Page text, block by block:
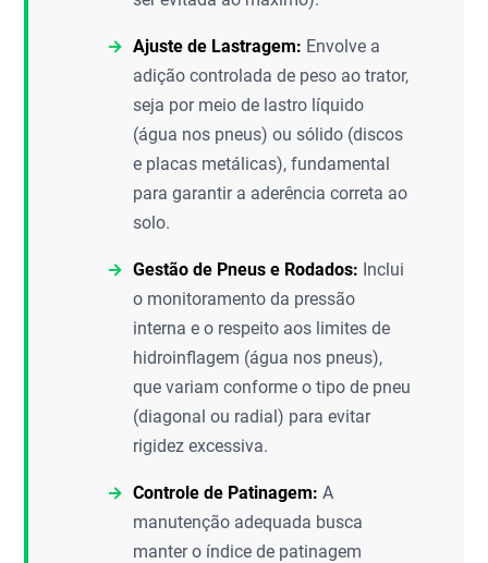
Ajuste de Lastragem: Envolve a
adição controlada de peso ao trator,
seja por meio de lastro líquido
(água nos pneus) ou sólido (discos
e placas metálicas), fundamental
para garantir a aderência correta ao
solo.
Gestão de Pneus e Rodados: Inclui
o monitoramento da pressão
interna e o respeito aos limites de
hidroinflagem (água nos pneus),
que variam conforme o tipo de pneu
(diagonal ou radial) para evitar
rigidez excessiva.
Controle de Patinagem: A
manutenção adequada busca
manter o índice de patinagem